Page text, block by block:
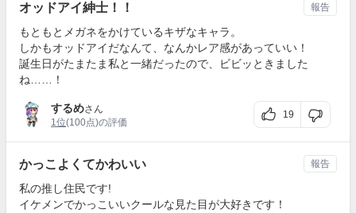
オッドアイ紳士！！
もともとメガネをかけているキザなキャラ。
しかもオッドアイだなんて、なんかレア感があっていい！
誕生日がたまたま私と一緒だったので、ビビッときました
ね……！
するめさん
1位(100点)の評価
19
報告
かっこよくてかわいい
私の推し住民です!
イケメンでかっこいいクールな見た目が大好きです！
報告